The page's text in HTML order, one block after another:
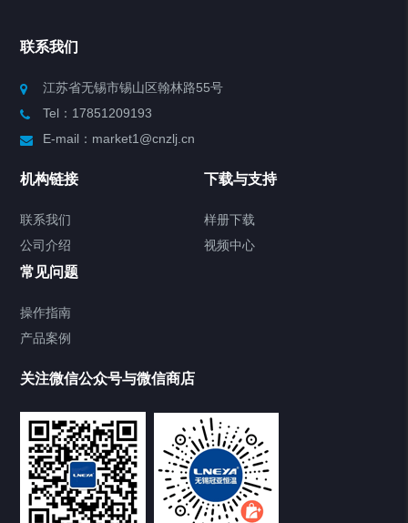
制冷加热动态控温系统
Chiller直冷控温机组
Heating Circulator加热循环器
Freezer低温箱
VOCs冷凝回收装置
联系我们
江苏省无锡市锡山区翰林路55号
Tel：17851209193
E-mail：market1@cnzlj.cn
机构链接
联系我们
公司介绍
下载与支持
样册下载
视频中心
常见问题
操作指南
产品案例
关注微信公众号与微信商店